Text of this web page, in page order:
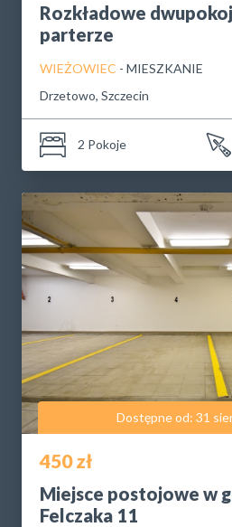
Rozkładowe
parterze
WIEŻOWIEC - MIESZKANIE
Drzetowo, Szczecin
2 Pokoje
Dostępne od: 31
450 zł
Miejsce postojowe w
Felczaka 11